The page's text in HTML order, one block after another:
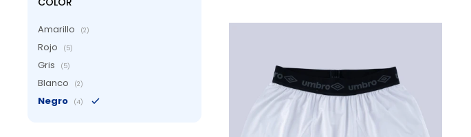
Amarillo (2)
Rojo (5)
Gris (5)
Blanco (2)
Negro (4)